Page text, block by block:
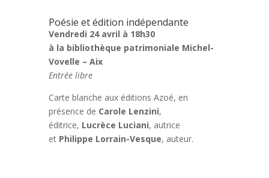
Poésie et édition indépendante
Vendredi 24 avril à 18h30
à la bibliothèque patrimoniale Michel-
Vovelle – Aix
Entrée libre
Carte blanche aux éditions Azoé, en
présence de Carole Lenzini,
éditrice, Lucrèce Luciani, autrice
et Philippe Lorrain-Vesque, auteur.